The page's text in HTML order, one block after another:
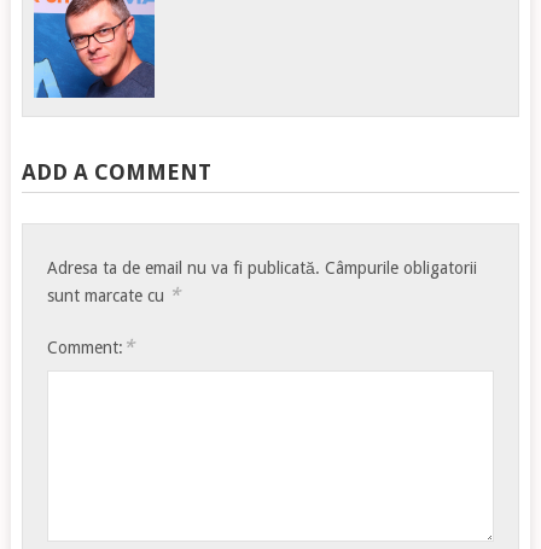
ADD A COMMENT
Adresa ta de email nu va fi publicată. Câmpurile obligatorii
sunt marcate cu *
Comment: *